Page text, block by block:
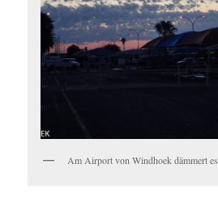
Am Airport von Windhoek dämmert es